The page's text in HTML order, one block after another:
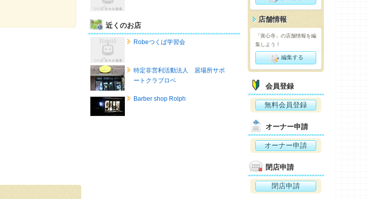
近くのお店
Robeつくば学習会
特定非営利活動法人 居場所サポ
ートクラブロベ
Barber shop Rolph
店舗情報
「覚心寺」の店舗情報を編
集しよう！
編集する
会員登録
無料会員登録
オーナー申請
オーナー申請
閉店申請
閉店申請